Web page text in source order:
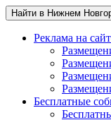
Найти в Нижнем
Реклама на
Бесплатные